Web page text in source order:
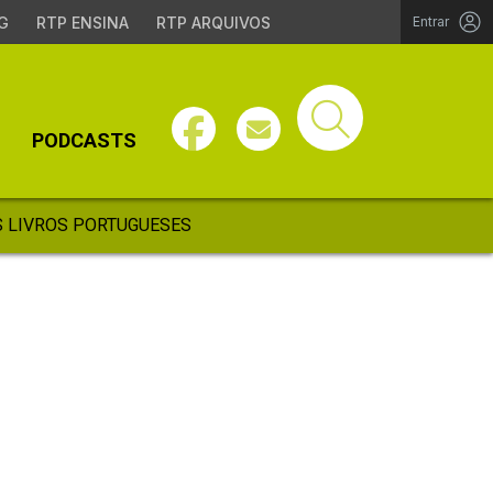
RTP ENSINA RTP ARQUIVOS Entrar
PODCASTS
LIVROS PORTUGUESES